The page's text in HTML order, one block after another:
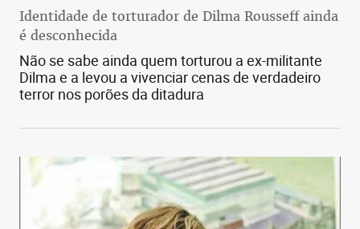
Identidade de torturador de Dilma Rousseff ainda
é desconhecida
Não se sabe ainda quem torturou a ex-militante
Dilma e a levou a vivenciar cenas de verdadeiro
terror nos porões da ditadura